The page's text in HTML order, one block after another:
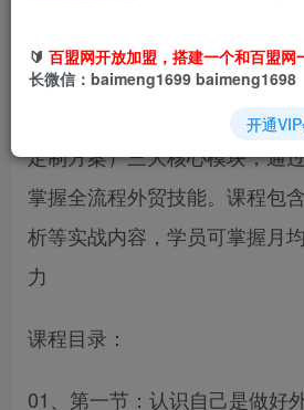
涵盖职业素养（精力管理/外贸
（目标定位/开发信撰写）、
定制方案）三大核心模块，通
掌握全流程外贸技能。课程包
析等实战内容，学员可掌握月
力
课程目录：
01、第一节：认识自己是做好
🔰 百盟网开放加盟，搭建一个和百盟网
长微信：baimeng1699 baimeng1698
开通